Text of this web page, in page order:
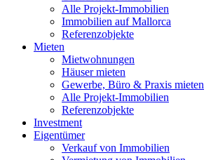
Alle Projekt-Immobilien
Immobilien auf Mallorca
Referenzobjekte
Mieten
Mietwohnungen
Häuser mieten
Gewerbe, Büro & Praxis mieten
Alle Projekt-Immobilien
Referenzobjekte
Investment
Eigentümer
Verkauf von Immobilien